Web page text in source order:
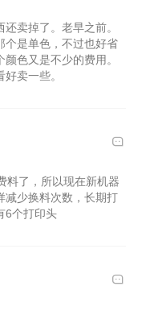
卖掉了。老早之前。
个是单色，不过也好省
色又是不少的费用。
卖一些。
料了，所以现在新机器
减少换料次数，长期打
6个打印头